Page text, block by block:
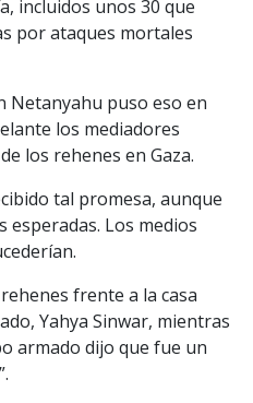
incluidos unos 30 que
por ataques mortales
Netanyahu puso eso en
los mediadores
los rehenes en Gaza.
tal promesa, aunque
esperadas. Los medios
frente a la casa
Yahya Sinwar, mientras
armado dijo que fue un